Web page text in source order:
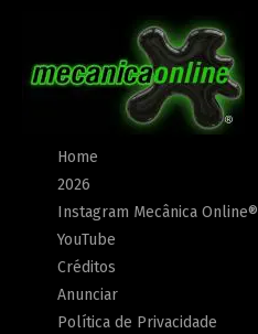
Home
2026
Instagram Mecânica Online®
YouTube
Créditos
Anunciar
Política de Privacidade